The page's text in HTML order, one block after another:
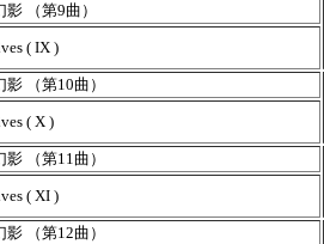
（第9曲）
( IX )
（第10曲）
( X )
（第11曲）
( XI )
（第12曲）